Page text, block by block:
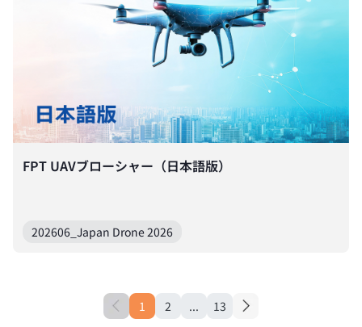
FPT UAVブローシャー（日本語版）
202606_Japan Drone 2026
1 2 ... 13